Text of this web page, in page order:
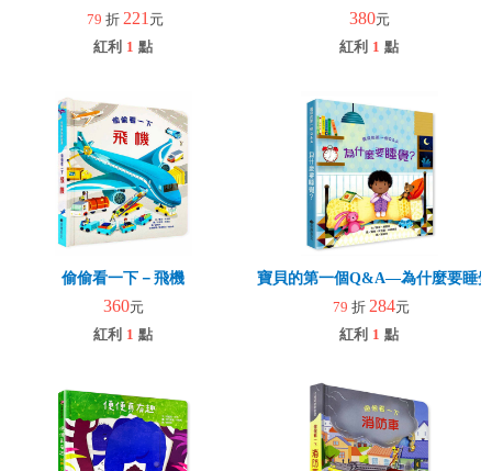
79 折 221 元
紅利 1 點
380元
紅利 1 點
偷偷看一下－飛機
360元
紅利 1 點
寶貝的第一個Q&A—為什麼要睡
79 折 284元
紅利 1 點